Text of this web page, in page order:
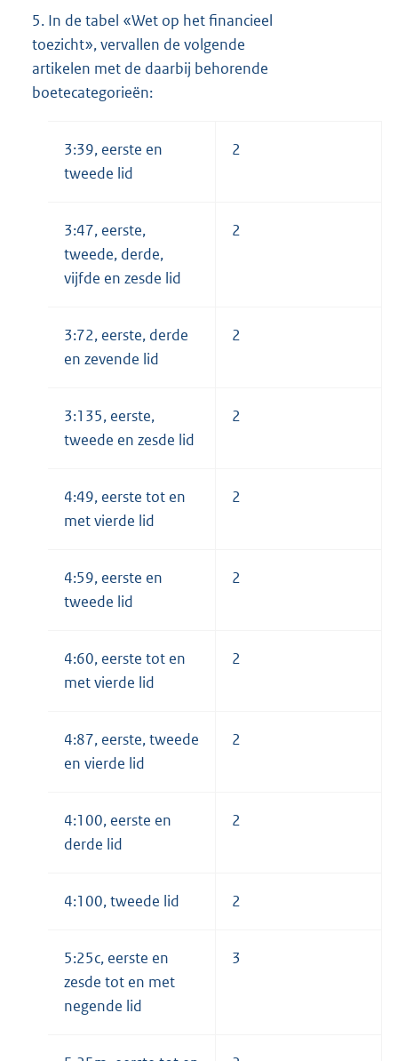
5. In de tabel «Wet op het financieel
toezicht», vervallen de volgende
artikelen met de daarbij behorende
boetecategorieën:
3:39, eerste en
tweede lid
2
3:47, eerste,
tweede, derde,
vijfde en zesde lid
2
3:72, eerste, derde
en zevende lid
2
3:135, eerste,
tweede en zesde lid
2
4:49, eerste tot en
met vierde lid
2
4:59, eerste en
tweede lid
2
4:60, eerste tot en
met vierde lid
2
4:87, eerste, tweede
en vierde lid
2
4:100, eerste en
derde lid
2
4:100, tweede lid 2
5:25c, eerste en
zesde tot en met
negende lid
3